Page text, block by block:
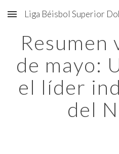
Skip to main content
Liga Béisbol Superior
Resumen
de mayo:
el líder
del